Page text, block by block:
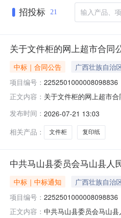
招投标 21
关于文件柜的网上超市合同
中标｜合同公告 广西壮族自治
项目编号： 2252501000008098836
正文内容： 关于文件柜的网上超市
数量单价(元)总价(元)1
发布时间： 2026-07-21 13:03
相关产品：
文件柜 复印纸
中共马山县委员会马山县人
中标｜中标通知 广西壮族自治
项目编号： 2252501000008098836
正文内容： 中共马山县委员会马山